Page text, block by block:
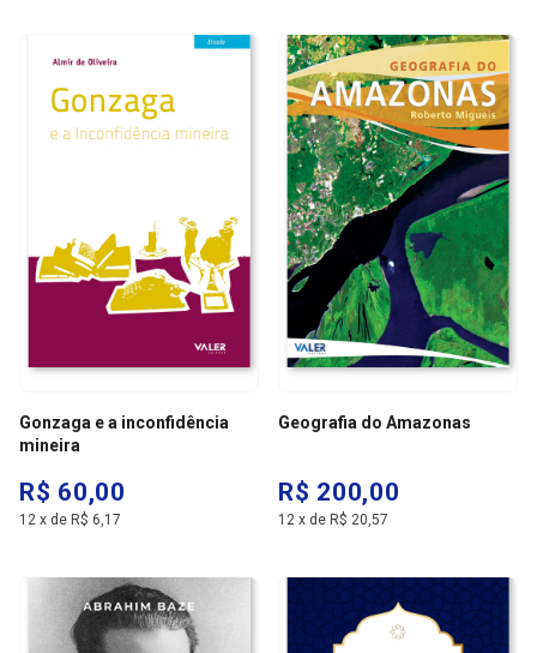
Gonzaga e a inconfidência
mineira
R$ 60,00
12 x de R$ 6,17
Geografia do Amazonas
R$ 200,00
12 x de R$ 20,57